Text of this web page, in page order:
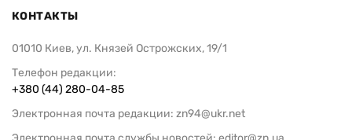
КОНТАКТЫ
01010 Киев, ул. Князей Острожских, 19/1
Телефон редакции:
+380 (44) 280-04-85
Электронная почта редакции: zn94@ukr.net